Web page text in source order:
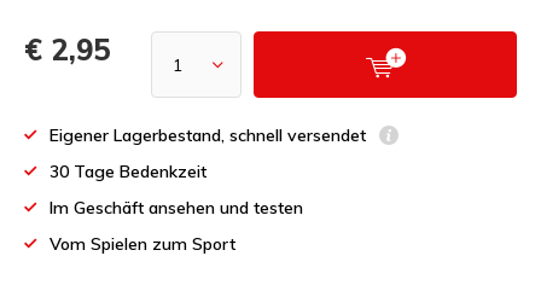
€ 2,95
Eigener Lagerbestand, schnell versendet
30 Tage Bedenkzeit
Im Geschäft ansehen und testen
Vom Spielen zum Sport